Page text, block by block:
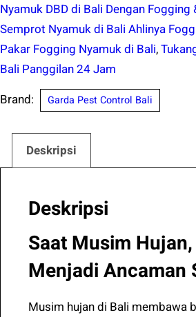
Nyamuk DBD di Bali Dengan Fogging
Semprot Nyamuk di Bali Ahlinya
Pakar Fogging Nyamuk di Bali,
Bali Panggilan 24 Jam
Brand:
Garda Pest Control Bali
Deskripsi
Deskripsi
Saat Musim
Menjadi Ancaman
Musim hujan di Bali membawa